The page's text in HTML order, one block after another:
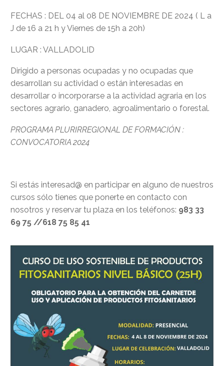
FECHAS : DEL 04 al 08 DE NOVIEMBRE DE 2024 ( L a
J de 16 a 21 h y Viernes de 15h a 20h)
LUGAR : VALLADOLID
Dirigido a personas ocupadas y no ocupadas que
desarrollan su actividad o están interesadas en
desarrollar o incorporarse a la actividad agraria en los
sectores agrario, ganadero, agroalimentario o forestal.
PROGRAMA PLURIRREGIONAL DE FORMACIÓN :
CONVOCATORIA 2024
Si estás interesad@ en participar en alguno de nuestros
cursos sólo tienes que ponerte en contacto con
nosotros y reservar tu plaza en los teléfonos: 983 33
69 75 //618 75 85 41